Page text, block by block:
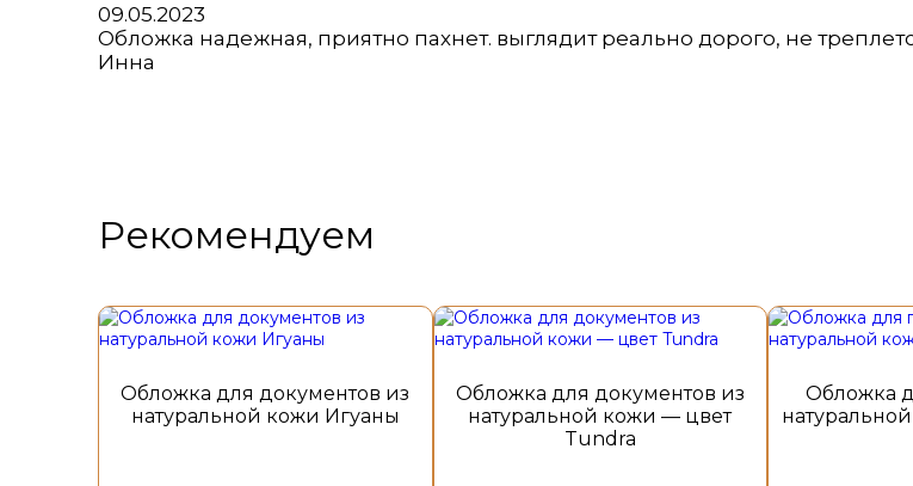
Оценка
5
из
09.05.2023
Обложка надежная, приятно пахнет. выглядит реально дорого, не
Инна
Рекомендуем
Обложка для документов из
натуральной кожи Игуаны
Обложка для документов из
натуральной кожи — цвет
Tundra
Этот
товар
несколько
вариаций.
Опции
Обложка